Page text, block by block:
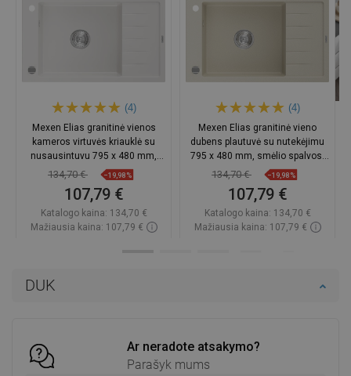
DUK
Ar neradote atsakymo?
Parašyk mums
(4)
Mexen Elias granitinė vienos
kameros virtuvės kriauklė su
nusausintuvu 795 x 480 mm,
balta, chromuotas sifonas
134,70 € −19,98%
107,79 €
Katalogo kaina: 134,70 €
Mažiausia kaina: 107,79 €
(4)
Mexen Elias granitinė vieno
dubens plautuvė su nutekėjimu
795 x 480 mm, smėlio spalvos,
chromuota sifonas -
134,70 € −19,98%
107,79 €
Katalogo kaina: 134,70 €
Mažiausia kaina: 107,79 €